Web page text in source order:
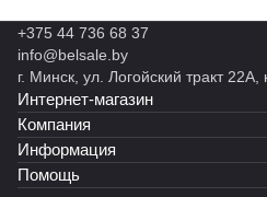
ы
й
R
o
c
k
X
L
ы
й
R
o
c
k
L
ы
й
С
К
ы
й
С
T
0
3
1
й
С
С
C
E
S
D
+375 44 736 68 37
info@belsale.by
г. Минск, ул. Логойский тракт 22А,
Интернет-магазин
Компания
Информация
Помощь